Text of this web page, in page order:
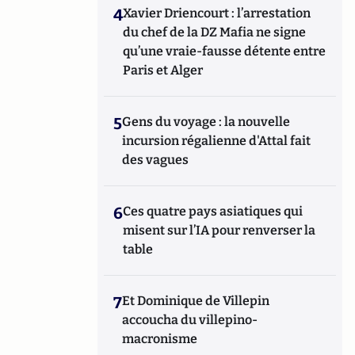
4Xavier Driencourt : l’arrestation
du chef de la DZ Mafia ne signe
qu’une vraie-fausse détente entre
Paris et Alger
5Gens du voyage : la nouvelle
incursion régalienne d'Attal fait
des vagues
6Ces quatre pays asiatiques qui
misent sur l’IA pour renverser la
table
7Et Dominique de Villepin
accoucha du villepino-
macronisme